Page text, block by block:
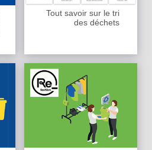
Tout savoir sur le tri
des déchets